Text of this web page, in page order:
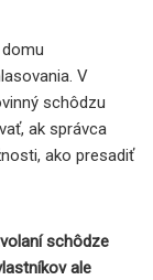
V
schôdzu
ak správca
ako presadiť
schôdze
ale